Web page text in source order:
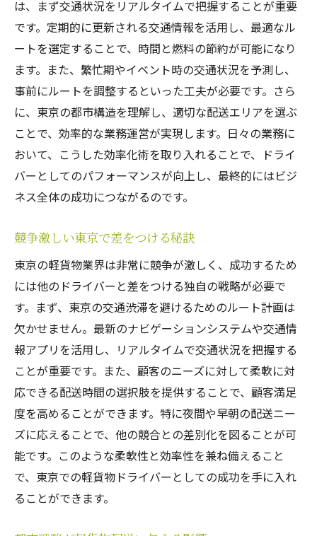
ルート選択が顧客満足に与える影響
予期せぬ状況への迅速な対応法
軽貨物業界で輝くための東京特有のチャレンジ
克服法
東京特有の配送課題を知り尽くす
多様な顧客ニーズへの柔軟な対応
成功への道を切り拓く問題解決力
東京の特異な配送環境への適応法
競争を勝ち抜くための独自の戦略
首都圏での軽貨物ドライバーに必要なスキルの
磨き方
必須スキルを身につけるための学習法
実務で活かすためのコミュニケーション術
業界が求めるスキルセットの最新トレンド
未経験からのスキルアップ戦略
成功例から学ぶスキル研鑽の道
日々の業務で磨く自己成長法
東京軽貨物ドライバーに求められる柔軟な対応
力と発想力
柔軟な対応力がもたらす信頼関係の構築
創造的な発想で顧客ニーズに応える
は、まず交通状況をリアルタイムで把握することが重要
です。定期的に更新される交通情報を活用し、最適なル
ートを選定することで、時間と燃料の節約が可能になり
ます。また、繁忙期やイベント時の交通状況を予測し、
事前にルートを調整するといった工夫が必要です。さら
に、東京の都市構造を理解し、適切な配送エリアを選ぶ
ことで、効率的な業務運営が実現します。日々の業務に
おいて、こうした効率化術を取り入れることで、ドライ
バーとしてのパフォーマンスが向上し、最終的にはビジ
ネス全体の成功につながるのです。
競争激しい東京で差をつける秘訣
東京の軽貨物業界は非常に競争が激しく、成功するため
には他のドライバーと差をつける独自の戦略が必要で
す。まず、東京の交通渋滞を避けるためのルート計画は
欠かせません。最新のナビゲーションシステムや交通情
報アプリを活用し、リアルタイムで交通状況を把握する
ことが重要です。また、顧客のニーズに対して柔軟に対
応できる配送時間の選択肢を提供することで、顧客満足
度を高めることができます。特に夜間や早朝の配送ニー
ズに応えることで、他の競合との差別化を図ることが可
能です。このような柔軟性と効率性を兼ね備えること
で、東京での軽貨物ドライバーとしての成功を手に入れ
ることができます。